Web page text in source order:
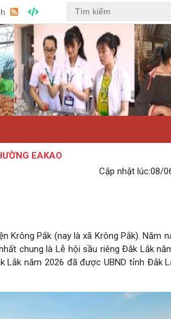
EAKAO
Cập nhật lúc:08/
Krông Pắk (nay là xã Krông Pắk). Năm
chung là Lễ hội sầu riêng Đắk Lắk
năm 2026 đã được UBND tỉnh Đắk